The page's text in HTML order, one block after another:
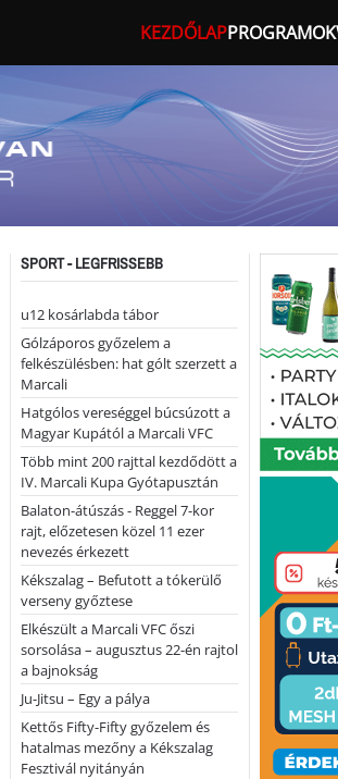
KEZDŐLAPPROGRAMOK
SPORT - LEGFRISSEBB
u12 kosárlabda tábor
Gólzáporos győzelem a
felkészülésben: hat gólt szerzett a
Marcali
Hatgólos vereséggel búcsúzott a
Magyar Kupától a Marcali VFC
Több mint 200 rajttal kezdődött a
IV. Marcali Kupa Gyótapusztán
Balaton-átúszás - Reggel 7-kor
rajt, előzetesen közel 11 ezer
nevezés érkezett
Kékszalag – Befutott a tókerülő
verseny győztese
Elkészült a Marcali VFC őszi
sorsolása – augusztus 22-én rajtol
a bajnokság
Ju-Jitsu – Egy a pálya
Kettős Fifty-Fifty győzelem és
hatalmas mezőny a Kékszalag
Fesztivál nyitányán